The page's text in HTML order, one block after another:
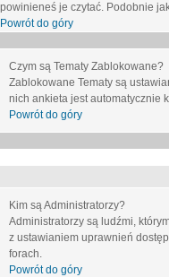
powinieneś je czytać. Podobnie
Powrót do góry
Czym są Tematy Zablokowane?
Zablokowane Tematy są
nich ankieta jest automatycznie
Powrót do góry
Kim są Administratorzy?
Administratorzy są ludźmi,
z ustawianiem uprawnień
forach.
Powrót do góry